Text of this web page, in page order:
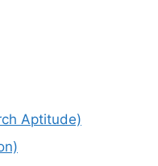
Aptitude)